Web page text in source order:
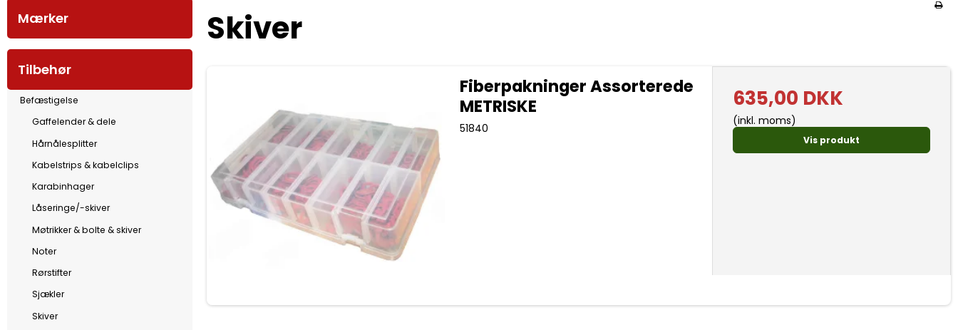
Mærker
Tilbehør
Befæstigelse
Gaffelender & dele
Hårnålesplitter
Kabelstrips & kabelclips
Karabinhager
Låseringe/-skiver
Møtrikker & bolte & skiver
Noter
Rørstifter
Sjækler
Skiver
Skiver
Fiberpakninger Assorterede
METRISKE
51840
635,00 DKK
(inkl. moms)
Vis produkt